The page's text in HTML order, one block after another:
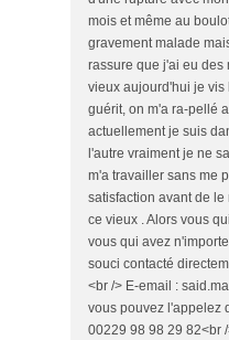
mois et même au
gravement malade
rassure que j'ai eu des
vieux aujourd'hui je vis
guérit, on m'a ra-pellé
actuellement je suis
l'autre vraiment je ne
m'a travailler sans me
satisfaction avant de
ce vieux . Alors vous
vous qui avez
souci contacté
<br /> E-email :
vous pouvez l'appelez
00229 98 98 29 82<br